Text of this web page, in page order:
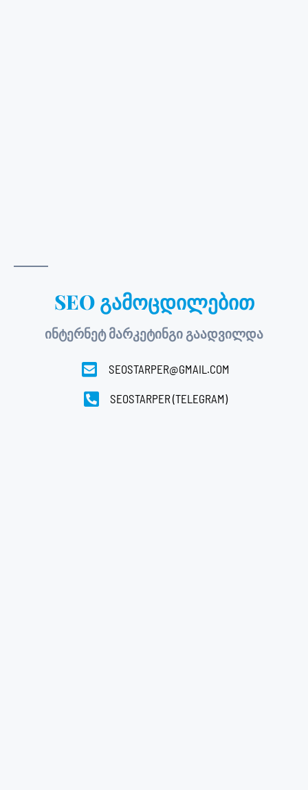
SEO გამოცდილებით
ინტერნეტ მარკეტინგი გაადვილდა
SEOSTARPER@GMAIL.COM
SEOSTARPER (TELEGRAM)